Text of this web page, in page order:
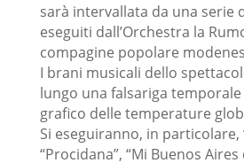
sarà intervallata da una serie
eseguiti dall’Orchestra la
compagine popolare
I brani musicali dello
lungo una falsariga
grafico delle temperature
Si eseguiranno, in particolare,
“Procidana”, “Mi Buenos